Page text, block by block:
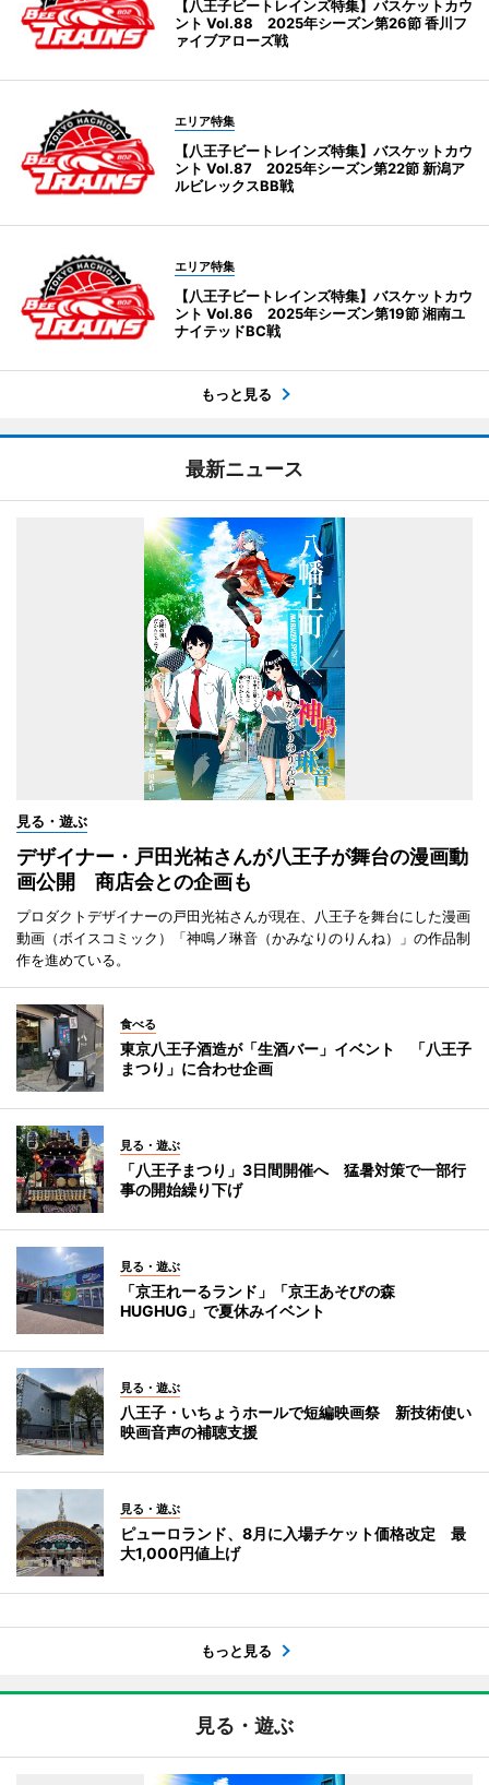
【八王子ビートレインズ特集】バスケットカウ
ント Vol.88 2025年シーズン第26節 香川フ
ァイブアローズ戦
エリア特集
【八王子ビートレインズ特集】バスケットカウ
ント Vol.87 2025年シーズン第22節 新潟ア
ルビレックスBB戦
エリア特集
【八王子ビートレインズ特集】バスケットカウ
ント Vol.86 2025年シーズン第19節 湘南ユ
ナイテッドBC戦
もっと見る
最新ニュース
見る・遊ぶ
デザイナー・戸田光祐さんが八王子が舞台の漫画動
画公開 商店会との企画も
プロダクトデザイナーの戸田光祐さんが現在、八王子を舞台にした漫画
動画（ボイスコミック）「神鳴ノ琳音（かみなりのりんね）」の作品制
作を進めている。
食べる
東京八王子酒造が「生酒バー」イベント 「八王子
まつり」に合わせ企画
見る・遊ぶ
「八王子まつり」3日間開催へ 猛暑対策で一部行
事の開始繰り下げ
見る・遊ぶ
「京王れーるランド」「京王あそびの森
HUGHUG」で夏休みイベント
見る・遊ぶ
八王子・いちょうホールで短編映画祭 新技術使い
映画音声の補聴支援
見る・遊ぶ
ピューロランド、8月に入場チケット価格改定 最
大1,000円値上げ
もっと見る
見る・遊ぶ